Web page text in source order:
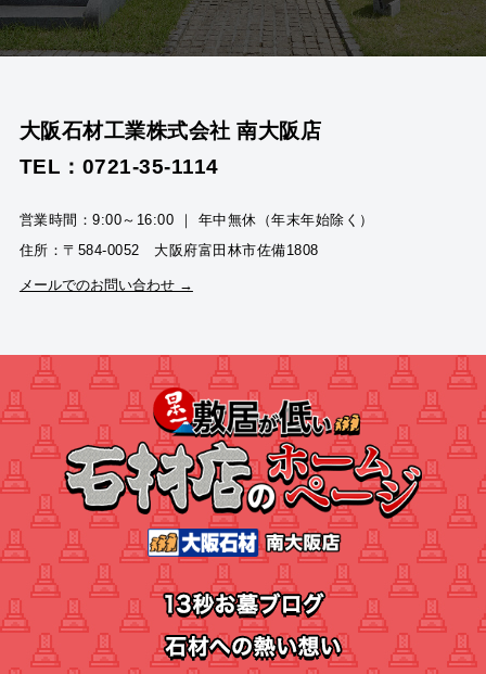
大阪石材工業株式会社 南大阪店
TEL：0721-35-1114
営業時間：9:00～16:00 ｜ 年中無休（年末年始除く）
住所：〒584-0052 大阪府富田林市佐備1808
メールでのお問い合わせ →